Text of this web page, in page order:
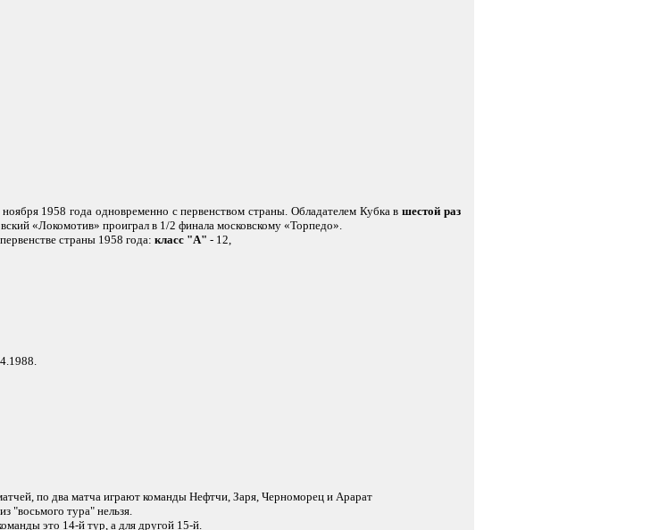
1958 года одновременно с первенством страны. Обладателем Кубка вшестой раз
«Локомотив» проиграл в 1/2 финала московскому «Торпедо».
страны 1958 года: класс "А" - 12,
по два матча играют команды Нефтчи, Заря, Черноморец и Арарат
"восьмого тура" нельзя.
это 14-й тур, а для другой 15-й.